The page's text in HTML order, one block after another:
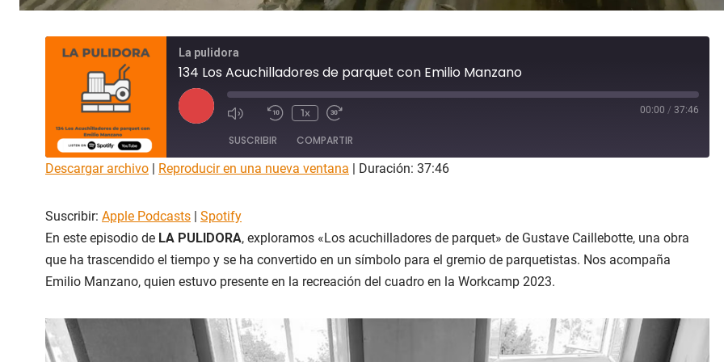
La pulidora
134 Los Acuchilladores de parquet con Emilio Manzano
r
u
c
i
e
s
1x 00:00 / 37:46
SUSCRIBIR COMPARTIR
FEED RSS
ENLACE
INCRUST
Descargar archivo | Reproducir en una nueva ventana | Duración: 37:46
Suscribir: Apple Podcasts | Spotify
En este episodio de LA PULIDORA, exploramos «Los acuchilladores de parquet» de Gustave Caillebotte, una obra
que ha trascendido el tiempo y se ha convertido en un símbolo para el gremio de parquetistas. Nos acompaña
Emilio Manzano, quien estuvo presente en la recreación del cuadro en la Workcamp 2023.